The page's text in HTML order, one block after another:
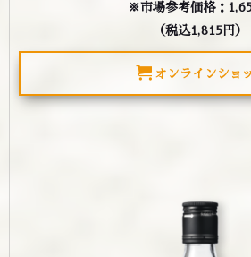
※市場参考価格：
（税込1,815円）
オンラインショ